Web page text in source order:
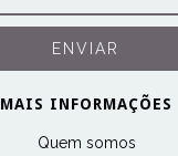
MAIS INFORMAÇÕES
Quem somos